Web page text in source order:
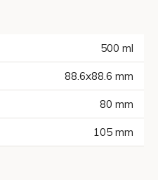
500 ml
88.6x88.6 mm
80 mm
105 mm